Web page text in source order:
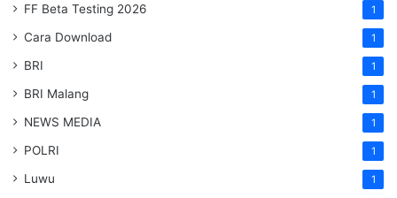
FF Beta Testing 2026 1
Cara Download 1
BRI 1
BRI Malang 1
NEWS MEDIA 1
POLRI 1
Luwu 1